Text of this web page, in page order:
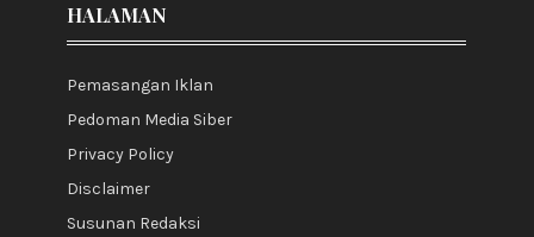
HALAMAN
Pemasangan Iklan
Pedoman Media Siber
Privacy Policy
Disclaimer
Susunan Redaksi